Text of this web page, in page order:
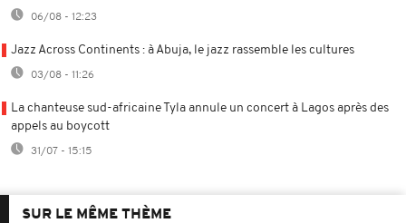
06/08 - 12:23
Jazz Across Continents : à Abuja, le jazz rassemble les cultures
03/08 - 11:26
La chanteuse sud-africaine Tyla annule un concert à Lagos après des
appels au boycott
31/07 - 15:15
SUR LE MÊME THÈME